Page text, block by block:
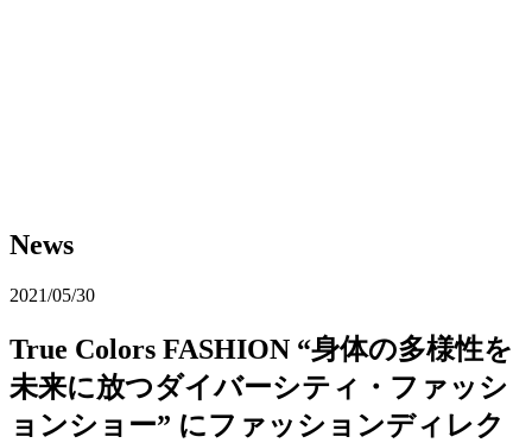
News
2021/05/30
True Colors FASHION “身体の多様性を
未来に放つダイバーシティ・ファッシ
ョンショー” にファッションディレク